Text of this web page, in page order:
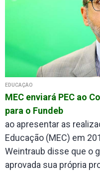
EDUCAÇÃO
MEC enviará PEC ao
para o Fundeb
ao apresentar as
Educação (MEC) em
Weintraub disse que o
aprovada sua própria